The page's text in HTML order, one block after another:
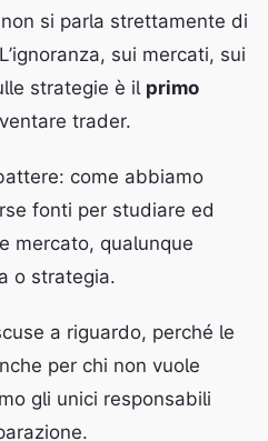
si parla strettamente di
sui mercati, sui
strategie è il primo
trader.
come abbiamo
fonti per studiare ed
mercato, qualunque
o strategia.
a riguardo, perché le
per chi non vuole
gli unici responsabili